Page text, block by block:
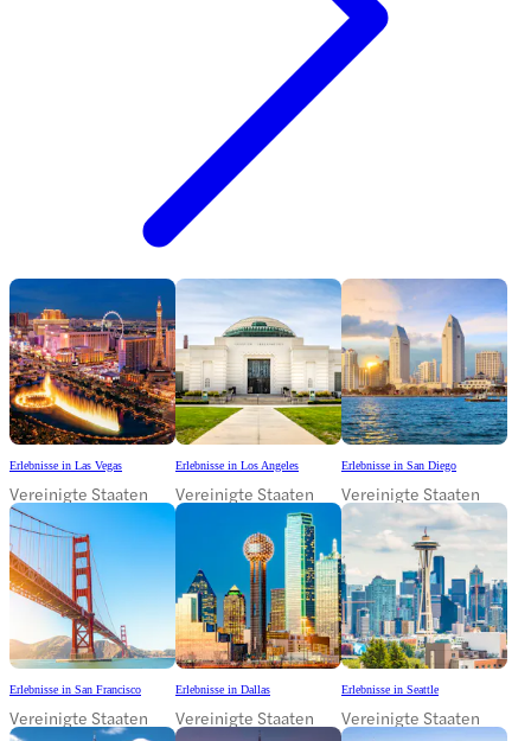
Erlebnisse in Las Vegas
Vereinigte Staaten
Erlebnisse in Los Angeles
Vereinigte Staaten
Erlebnisse in San Diego
Vereinigte Staaten
Erlebnisse in San Francisco
Vereinigte Staaten
Erlebnisse in Dallas
Vereinigte Staaten
Erlebnisse in Seattle
Vereinigte Staaten